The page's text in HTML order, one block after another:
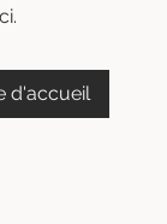
d'accueil